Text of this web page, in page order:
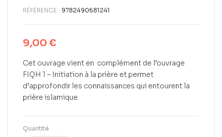
RÉFÉRENCE : 9782490681241
9,00 €
Cet ouvrage vient en complément de l’ouvrage
FIQH 1 – Initiation à la prière et permet
d’approfondir les connaissances qui entourent la
prière islamique.
Quantité